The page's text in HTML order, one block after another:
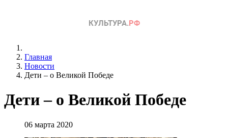
Главная
Новости
Дети – о Великой Победе
Дети – о Великой Победе
06 марта 2020